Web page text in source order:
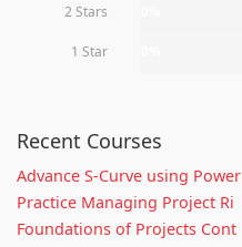
2 Stars
1 Star
Recent Courses
Advance S-Curve using Power
Practice Managing Project Ri
Foundations of Projects Cont